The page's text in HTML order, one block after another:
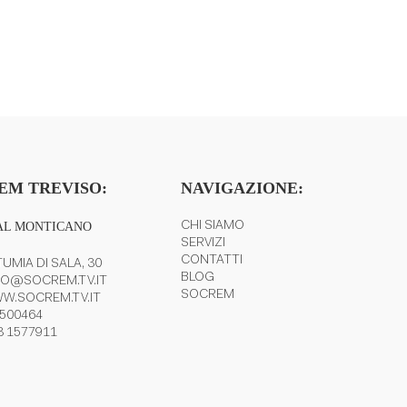
TREVISO:
MONTICANO
DI SALA, 30
1577911
NAVIGAZIONE:
CHI SIAMO
SERVIZI
CONTATTI
BLOG
SOCREM